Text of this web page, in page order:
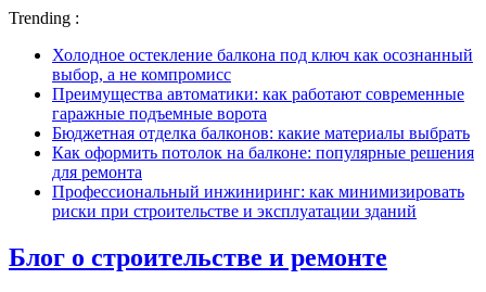
Trending :
Холодное остекление балкона под ключ как осознанный
выбор, а не компромисс
Преимущества автоматики: как работают современные
гаражные подъемные ворота
Бюджетная отделка балконов: какие материалы выбрать
Как оформить потолок на балконе: популярные решения
для ремонта
Профессиональный инжиниринг: как минимизировать
риски при строительстве и эксплуатации зданий
Блог о строительстве и ремонте